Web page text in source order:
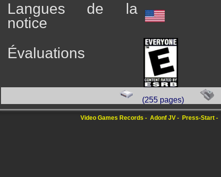
Langues de la
notice
Évaluations
(255 pages)
Video Games Records Adonf JV Press-Start